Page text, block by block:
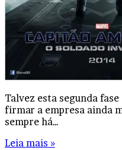
Talvez esta segunda
firmar a empresa ainda
sempre há…
Leia mais »